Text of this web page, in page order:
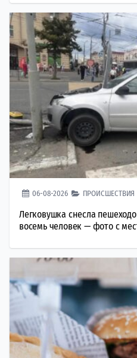
06-08-2026 ПРОИСШЕСТВИЯ
Легковушка снесла
восемь человек — фото с